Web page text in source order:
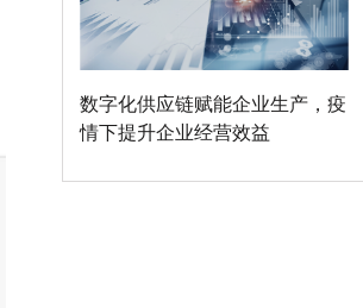
数字化供应链赋能企业生产，疫
情下提升企业经营效益